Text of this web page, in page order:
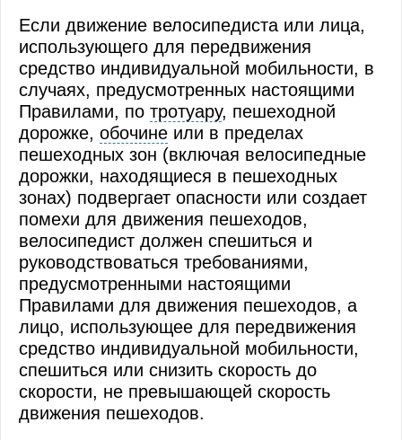
Если движение велосипедиста или лица,
использующего для передвижения
средство индивидуальной мобильности, в
случаях, предусмотренных настоящими
Правилами, по тротуару, пешеходной
дорожке, обочине или в пределах
пешеходных зон (включая велосипедные
дорожки, находящиеся в пешеходных
зонах) подвергает опасности или создает
помехи для движения пешеходов,
велосипедист должен спешиться и
руководствоваться требованиями,
предусмотренными настоящими
Правилами для движения пешеходов, а
лицо, использующее для передвижения
средство индивидуальной мобильности,
спешиться или снизить скорость до
скорости, не превышающей скорость
движения пешеходов.